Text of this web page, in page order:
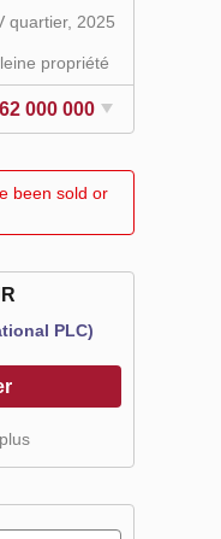
quartier, 2025
propriété
000 000
been sold or
PLC)